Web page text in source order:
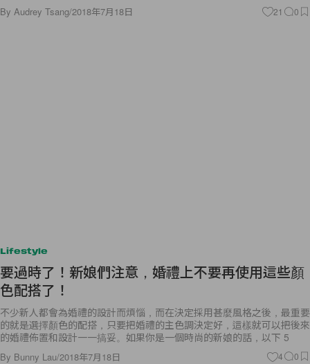
By Audrey Tsang/2018年7月18日 21 0
Lifestyle
要過時了！新娘們注意，婚禮上不要再使用這些顏
色配搭了！
不少新人都會為婚禮的設計而煩惱，而在決定採用甚麼風格之後，最重要
的就是選擇顏色的配搭，只要把婚禮的主色調決定好，這樣就可以把後來
的婚禮佈置和設計一一搞妥。如果你是一個時尚的新娘的話，以下 5
By Bunny Lau/2018年7月18日 4 0